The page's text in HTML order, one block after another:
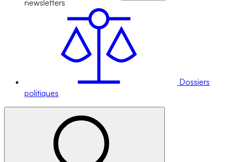
newsletters
Dossiers
politiques